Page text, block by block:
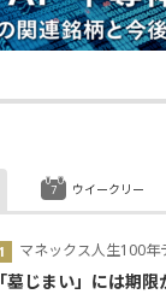
マネックス人生100年
「墓じまい」には期
ウイークリー